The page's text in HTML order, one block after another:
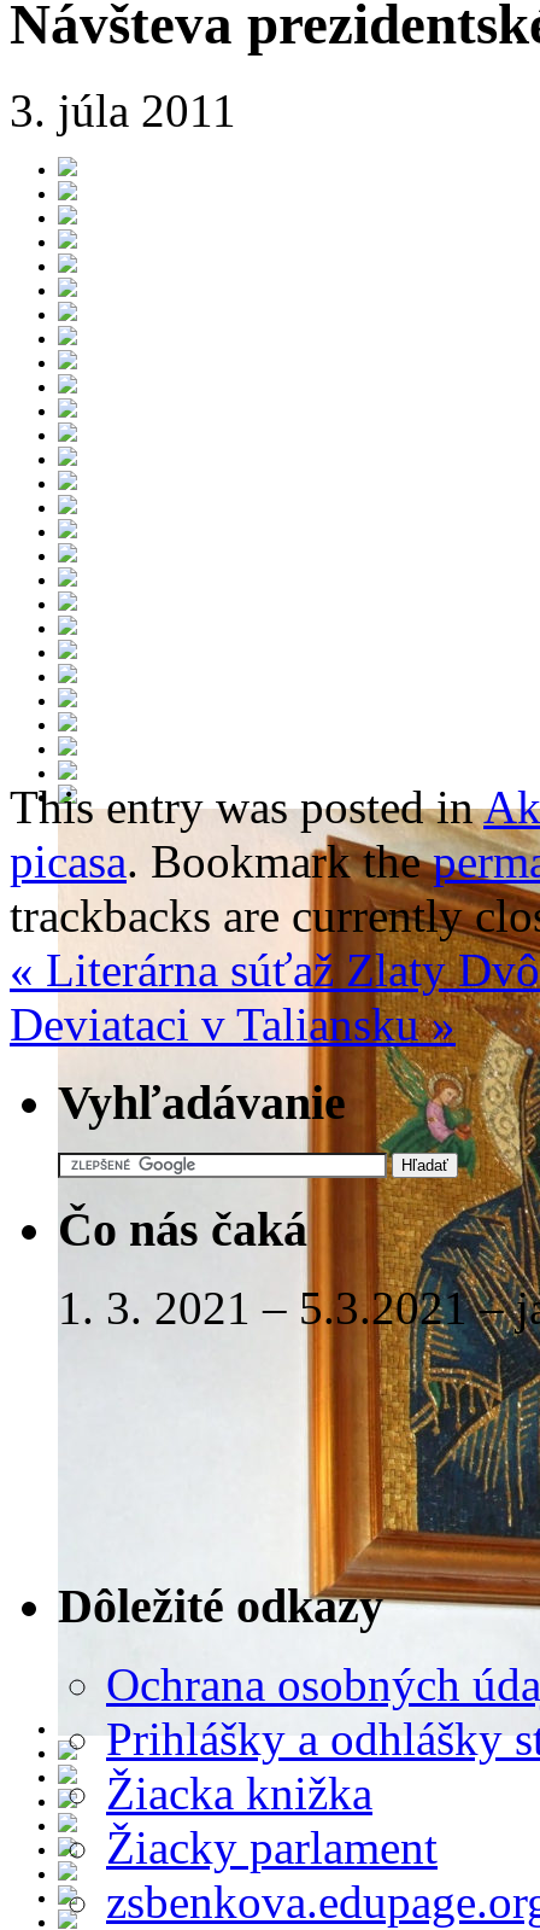
Návšteva
3. júla 2011
This entry was posted in
picasa. Bookmark the
trackbacks are currently
« Literárna súťaž Zlaty
Deviataci v Taliansku»
Vyhľadávanie
Čo nás čaká
1. 3. 2021 – 5.3.2021 –
Dôležité odkazy
Ochrana osobných
Prihlášky a odhlášky
Žiacka knižka
Žiacky parlament